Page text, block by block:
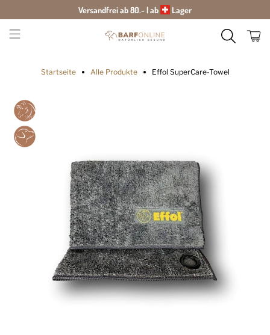
Versandfrei ab 80.- | ab Lager
Startseite Alle Produkte Effol SuperCare-Towel